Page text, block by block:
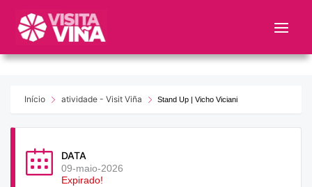
este
web
sistemaInício atividade - Visit Viña Stand Up | Vicho Viciani
DATA
09-maio-2026
Expirado!